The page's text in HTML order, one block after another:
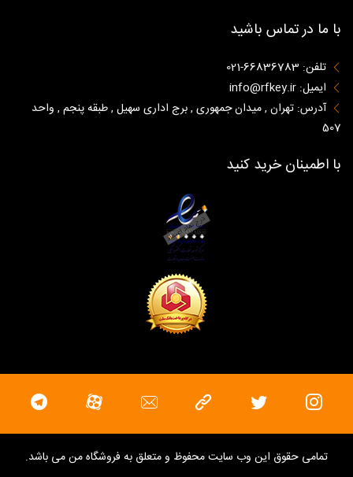
با ما در تماس باشید
تلفن: 66836783-021
ایمیل: info@rfkey.ir
آدرس: تهران , میدان جمهوری , برج اداری سهیل , طبقه پنجم , واحد
507
با اطمینان خرید کنید
تمامی حقوق این وب سایت محفوظ و متعلق به فروشگاه منمی باشد.